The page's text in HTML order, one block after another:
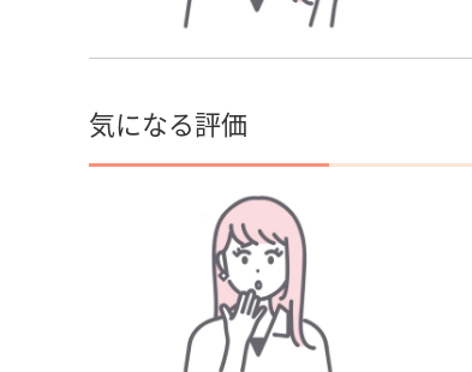
気になる評価